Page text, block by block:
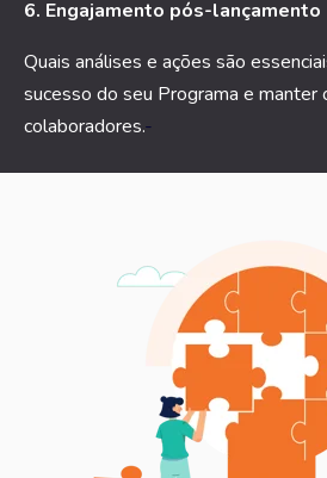
6. Engajamento pós-lançamento
Quais análises e ações são
sucesso do seu Programa e manter
colaboradores.-